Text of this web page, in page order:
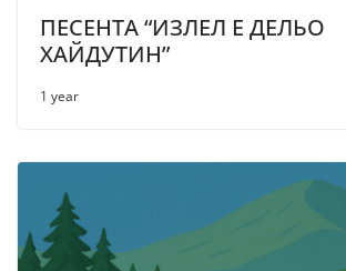
ПЕСЕНТА “ИЗЛЕЛ Е ДЕЛЬО
ХАЙДУТИН”
1 year